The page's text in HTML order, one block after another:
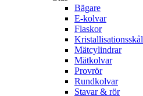
Bägare
E-kolvar
Flaskor
Kristallisationsskål
Mätcylindrar
Mätkolvar
Provrör
Rundkolvar
Stavar & rör